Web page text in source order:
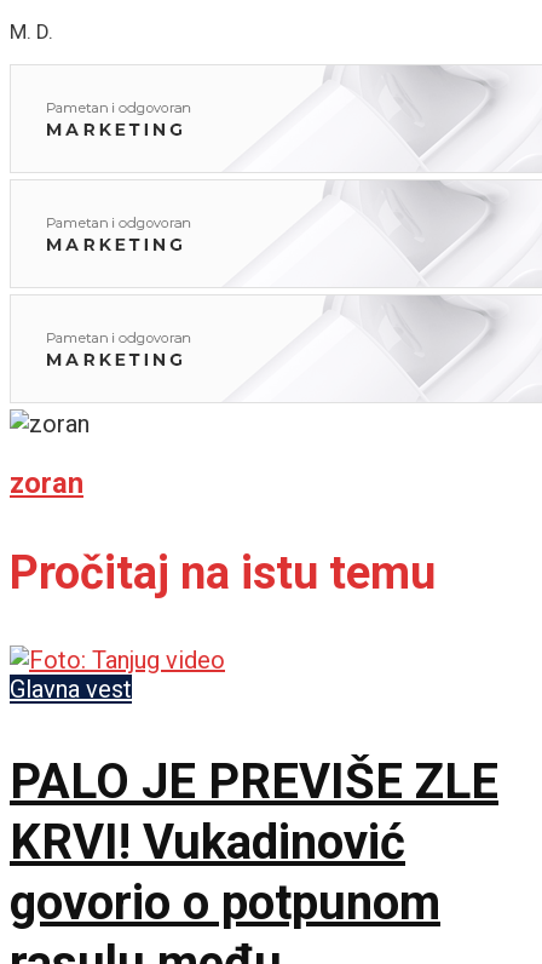
M. D.
zoran
Pročitaj na istu temu
Glavna vest
PALO JE PREVIŠE ZLE
KRVI! Vukadinović
govorio o potpunom